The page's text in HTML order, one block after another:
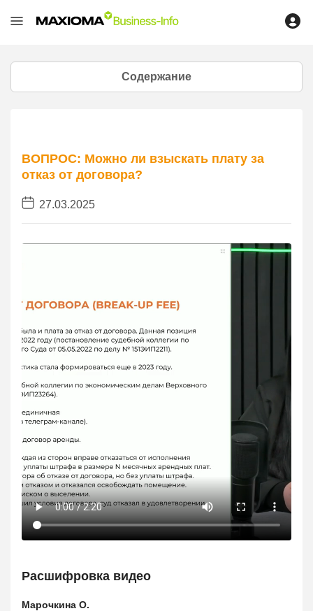
Содержание
ВОПРОС: Можно ли взыскать плату за
отказ от договора?
27.03.2025
Расшифровка видео
Марочкина О.